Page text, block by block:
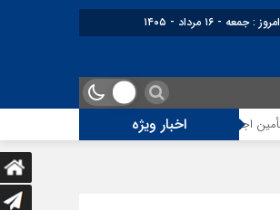
برابر با : Friday - 7 August - 2026
اخبار ویژه
توقف‌های مرزی، هزینه‌های پنهان و ضعف مدیریت؛ زنگ